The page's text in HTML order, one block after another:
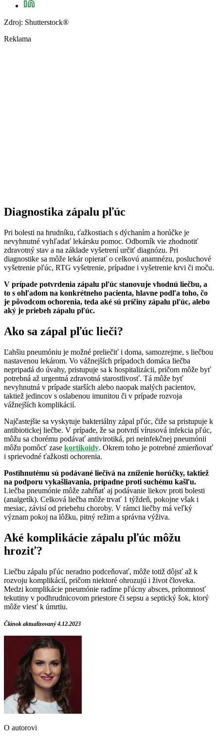
Zdroj: Shutterstock®
Reklama
Diagnostika zápalu pľúc
Pri bolesti na hrudníku, ťažkostiach s dýchaním a horúčke je
nevyhnutné vyhľadať lekársku pomoc. Odborník vie zhodnotiť
zdravotný stav a na základe vyšetrení určiť diagnózu. Pri
diagnostike sa môže lekár opierať o celkovú anamnézu, posluchové
vyšetrenie pľúc, RTG vyšetrenie, prípadne i vyšetrenie krvi či moču.
V prípade potvrdenia zápalu pľúc stanovuje vhodnú liečbu, a
to s ohľadom na konkrétneho pacienta, hlavne podľa toho, čo
je pôvodcom ochorenia, teda aké sú príčiny zápalu pľúc, alebo
aký je priebeh zápalu pľúc.
Ako sa zápal pľúc lieči?
Ľahšiu pneumóniu je možné preliečiť i doma, samozrejme, s liečbou
nastavenou lekárom. Vo vážnejších prípadoch domáca liečba
nepripadá do úvahy, pristupuje sa k hospitalizácii, pričom môže byť
potrebná až urgentná zdravotná starostlivosť. Tá môže byť
nevyhnutná v prípade starších alebo naopak malých pacientov,
taktiež jedincov s oslabenou imunitou či v prípade rozvoja
vážnejších komplikácií.
Najčastejšie sa vyskytuje bakteriálny zápal pľúc, čiže sa pristupuje k
antibiotickej liečbe. V prípade, že sa potvrdí vírusová infekcia pľúc,
môžu sa chorému podávať antivirotiká, pri neinfekčnej pneumónii
môžu pomôcť zase kortikoidy. Okrem toho je potrebné zmierňovať
i sprievodné ťažkosti ochorenia.
Postihnutému sú podávané liečivá na zníženie horúčky, taktiež
na podporu vykašliavania, prípadne proti suchému kašľu.
Liečba pneumónie môže zahŕňať aj podávanie liekov proti bolesti
(analgetík). Celková liečba môže trvať 1 týždeň, pokojne však i
mesiac, závisí od priebehu choroby. V rámci liečby má veľký
význam pokoj na lôžku, pitný režim a správna výživa.
Aké komplikácie zápalu pľúc môžu
hroziť?
Liečbu zápalu pľúc neradno podceňovať, môže totiž dôjsť až k
rozvoju komplikácií, pričom niektoré ohrozujú i život človeka.
Medzi komplikácie pneumónie radíme pľúcny absces, prítomnosť
tekutiny v podhrudnicovom priestore či sepsu a septický šok, ktorý
môže viesť k úmrtiu.
Článok aktualizovaný 4.12.2023
O autorovi